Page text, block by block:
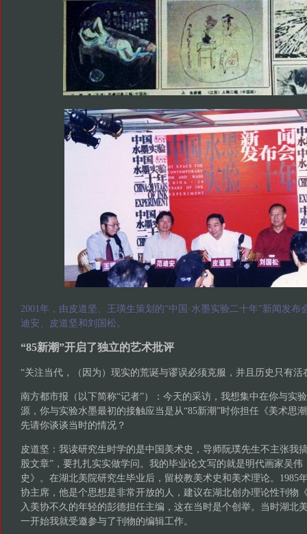
2001年，由皮道坚、王璜生策划的“中国·水墨实验二十年”新闻发
迪安、皮道坚和刘国松。
“85新潮”开启了独立的艺术批评
“关注当代，（因为）现实的荒诞与谬误必须克服，并且历史只有活
南方都市报（以下简称“记者”）：今天的采访，我想集中在你与实
源，你与实验水墨最初的接触应当是从“85新潮”时你担任《美术思
先请你谈谈当时的情况？
皮道坚：我读研究生时学的是中国美术史，导师阮璞先生不主张我
股文章”，要扎扎实实做学问。我的毕业论文写的就是明代画家吴
史》。在湖北美院研究生毕业后，留校教美术史和美术理论。1985
协主席，他是个思想是非常开放的人，建议在湖北创办理论性刊物
入美协不久的年轻的彭德担任主编，这在当时是个创举。当时湖北
一开始我就受邀参与了刊物的编辑工作。